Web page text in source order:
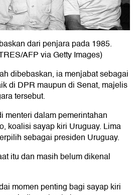
dari penjara pada 1985.
AFP via Getty Images)
dibebaskan, ia menjabat sebagai
di DPR maupun di Senat, majelis
tersebut.
menteri dalam pemerintahan
koalisi sayap kiri Uruguay. Lima
sebagai presiden Uruguay.
itu dan masih belum dikenal
momen penting bagi sayap kiri